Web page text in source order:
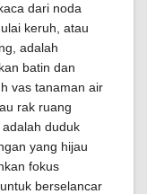
dari noda
keruh, atau
adalah
batin dan
vas tanaman air
rak ruang
duduk
yang hijau
fokus
berselancar